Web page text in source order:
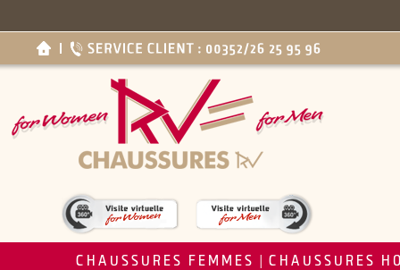
CHAUSSURES FEMMES CHAUSSURES